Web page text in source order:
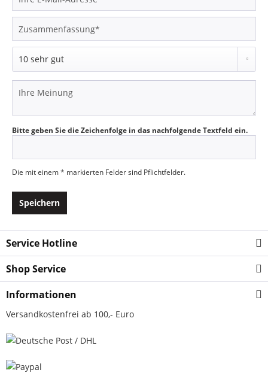
Bitte geben Sie die Zeichenfolge in das nachfolgende Textfeld ein.
Die mit einem * markierten Felder sind Pflichtfelder.
Speichern
Service Hotline
Shop Service
Informationen
Versandkostenfrei ab 100,- Euro